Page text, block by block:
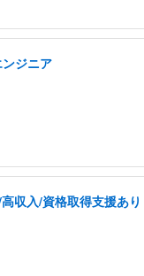
ジニア
収入/資格取得支援あり